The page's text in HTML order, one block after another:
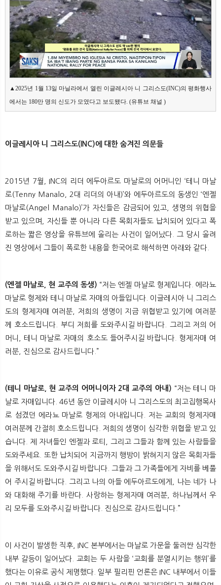
▲2025년 1월 13일 마닐라에서 열린 이글레시아 니 그리스도(INC)의 평화행사
에서는 180만 명의 신도가 모였다고 보도됐다. (유튜브 채널 )
이글레시아 니 그리스도(INC)에 대한 숨겨진 의문들
2015년 7월, INC의 리더 에두아르도 마날로의 어머니인 ‘테니 마날
로(Tenny Manalo, 2대 리더의 아내)’와 에두아르도의 동생인 ‘엔젤
마날로(Angel Manalo)’가 자신들은 감금되어 있고, 생명의 위협을
받고 있으며, 자신들 뿐 아니라 다른 목회자들도 납치되어 있다고 폭
로하는 짧은 영상을 유튜브에 올리는 사건이 일어났다. 그 당시 올려
진 영상에서 그들이 폭로한 내용을 한국어로 해석하면 아래와 같다.
(엔젤 마날로, 현 교주의 동생) “저는 엔젤 마날로 형제입니다. 에라뇨
마날로 형제와 테니 마날로 자매의 아들입니다. 이글레시아 니 그리스
도의 형제자매 여러분, 저희의 생명이 지금 위협받고 있기에 여러분
께 호소드립니다. 부디 저희를 도와주시길 바랍니다. 그리고 저의 어
머니, 테니 마날로 자매의 호소도 들어주시길 바랍니다. 형제자매 여
러분, 진심으로 감사드립니다.”
(테니 마날로, 현 교주의 어머니이자 2대 교주의 아내) “저는 테니 마
날로 자매입니다. 46년 동안 이글레시아 니 그리스도의 최고집행목사
로 섬겼던 에라뇨 마날로 형제의 아내입니다. 저는 교회의 형제자매
여러분께 간절히 호소드립니다. 저희의 생명이 심각한 위협을 받고 있
습니다. 제 자녀들인 엔젤과 로티, 그리고 그들과 함께 있는 사람들을
도와주세요. 또한 납치되어 지금까지 행방이 밝혀지지 않은 목회자들
을 위해서도 도와주시길 바랍니다. 그들과 그 가족들에게 자비를 베풀
어 주시길 바랍니다. 그리고 나의 아들 에두아르도에게, 나는 네가 나
와 대화해 주기를 바란다. 사랑하는 형제자매 여러분, 하나님께서 우
리 모두를 도와주시길 바랍니다. 진심으로 감사드립니다.”
이 사건이 발생한 직후, INC 본부에서는 마날로 가문을 둘러싼 심각한
내부 갈등이 일어났다. 교회는 두 사람을 ‘교회를 분열시키는 행위’를
했다는 이유로 공식 제명했다. 일부 필리핀 언론은 INC 내부에서 이들